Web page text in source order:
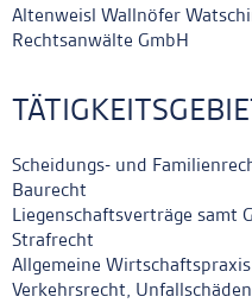
Altenweisl Wallnöfer
Rechtsanwälte GmbH
Scheidungs- und
Baurecht
Liegenschaftsverträge samt
Strafrecht
Allgemeine Wirtschaftspraxis
Verkehrsrecht, Unfallschäden